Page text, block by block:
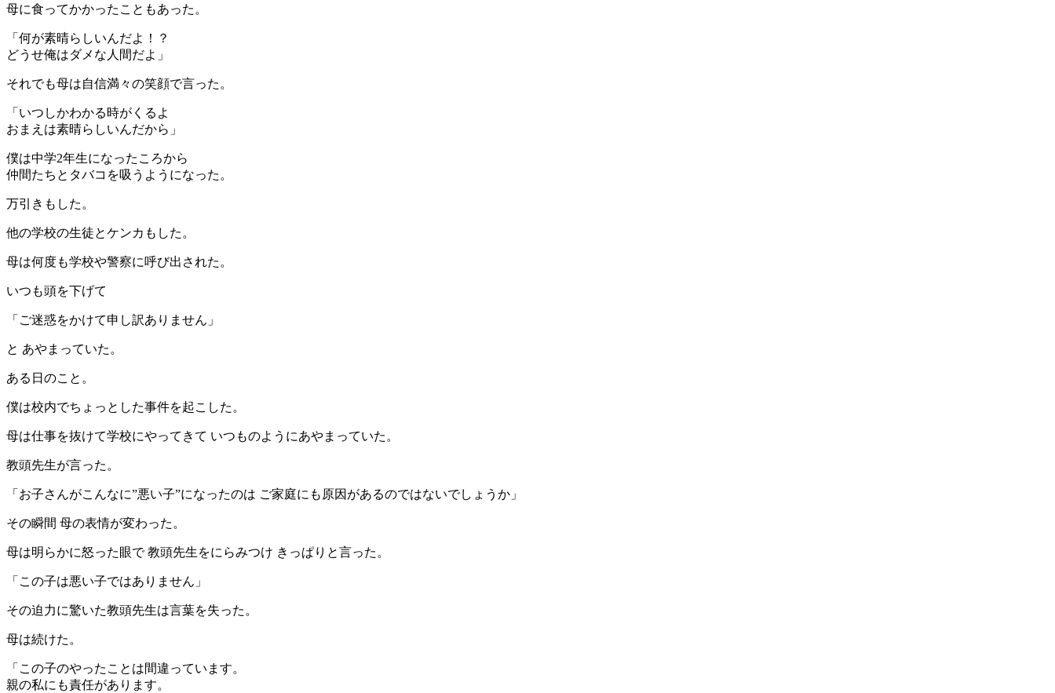
母に食ってかかったこともあった。
「何が素晴らしいんだよ！？
どうせ俺はダメな人間だよ」
それでも母は自信満々の笑顔で言った。
「いつしかわかる時がくるよ
おまえは素晴らしいんだから」
僕は中学2年生になったころから
仲間たちとタバコを吸うようになった。
万引きもした。
他の学校の生徒とケンカもした。
母は何度も学校や警察に呼び出された。
いつも頭を下げて
「ご迷惑をかけて申し訳ありません」
と あやまっていた。
ある日のこと。
僕は校内でちょっとした事件を起こした。
母は仕事を抜けて学校にやってきて いつものようにあやまっていた。
教頭先生が言った。
「お子さんがこんなに”悪い子”になったのは ご家庭にも原因があるのではないでしょうか」
その瞬間 母の表情が変わった。
母は明らかに怒った眼で 教頭先生をにらみつけ きっぱりと言った。
「この子は悪い子ではありません」
その迫力に驚いた教頭先生は言葉を失った。
母は続けた。
「この子のやったことは間違っています。
親の私にも責任があります。